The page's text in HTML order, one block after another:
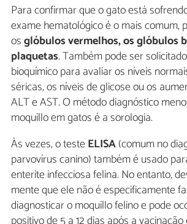
Para confirmar que o gato está
exame hematológico é o mais comum,
osglóbulos vermelhos, os glóbulos
plaquetas. Também pode ser
bioquímico para avaliar os níveis
séricas, os níveis de glicose ou os
ALT e AST. O método diagnóstico
moquillo em gatos é a sorologia.
Às vezes, o testeELISA(comum no
parvovírus canino) também é usado
enterite infecciosa felina. No entanto,
mente que ele não é especificamente
diagnosticar o moquillo felino e pode